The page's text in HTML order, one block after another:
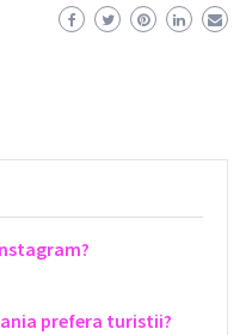
prefera turistii?